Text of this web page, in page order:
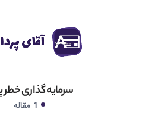
سرمایه گذاری خطر